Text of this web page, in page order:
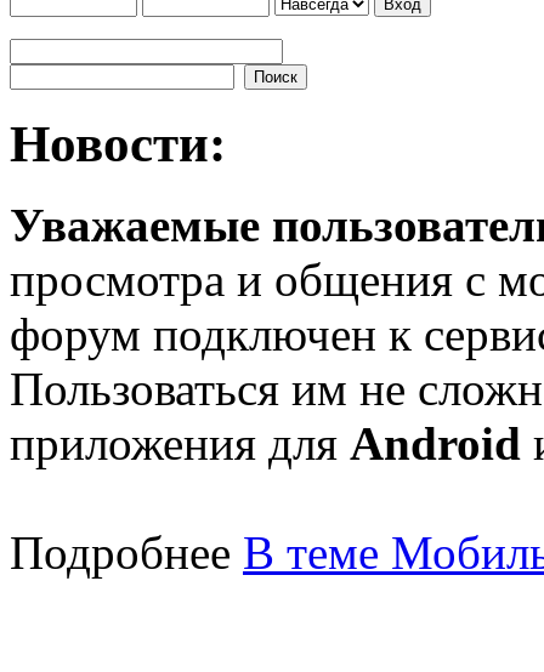
Новости:
Уважаемые
просмотра и общения с
форум подключен к
Пользоваться им не
приложения для Android
Подробнее В теме